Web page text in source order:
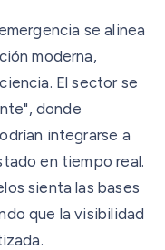
se alinea
moderna,
El sector se
donde
integrarse a
en tiempo real.
sienta las bases
que la visibilidad